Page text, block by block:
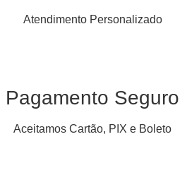
Atendimento Personalizado
Pagamento Seguro
Aceitamos Cartão, PIX e Boleto